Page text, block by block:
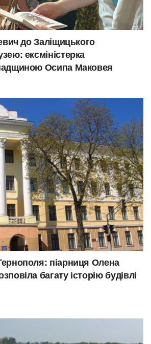
до Заліщицького
ексміністерка
Осипа Маковея
піарниця Олена
багату історію будівлі